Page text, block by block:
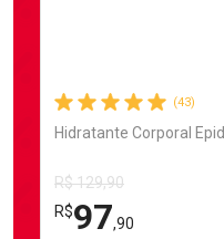
(43)
Hidratante Corporal
R$ 129,90
R$97,90